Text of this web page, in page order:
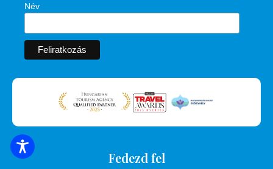
SZÁLLÁSOK KERESÉSE
Név
Fedezd fel